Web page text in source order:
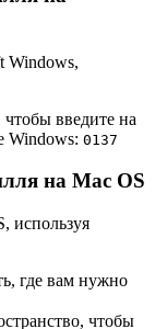
Windows,
введите на
Windows: 01 37
на Mac OS
используя
где вам нужно
чтобы